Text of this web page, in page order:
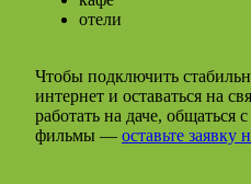
отели
Чтобы подключить
интернет и оставаться на
работать на даче, общаться
фильмы — оставьте заявку